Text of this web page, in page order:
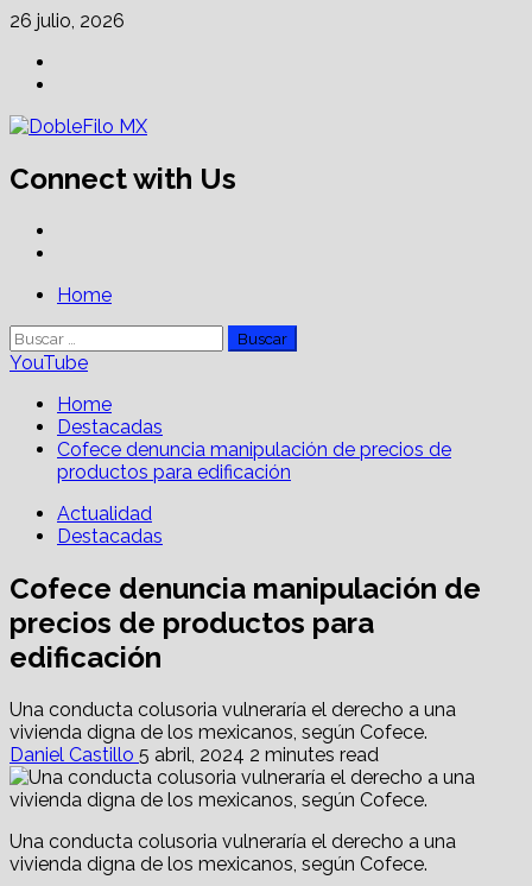
Skip
content
26 julio, 2026
Connect with Us
PrimaryHome
Buscar:
YouTube
Home
Destacadas
Cofece denuncia manipulación de precios de
productos para edificación
Actualidad
Destacadas
Cofece denuncia manipulación de
precios de productos para
edificación
Una conducta colusoria vulneraría el derecho a una
vivienda digna de los mexicanos, según Cofece.
Daniel Castillo 5 abril, 2024 2 minutes read
Una conducta colusoria vulneraría el derecho a una
vivienda digna de los mexicanos, según Cofece.